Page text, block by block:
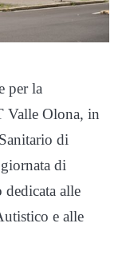
per la
Valle Olona, in
di
di
alle
e alle